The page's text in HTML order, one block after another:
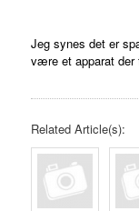
Jeg synes det er
være et apparat der
Related Article(s):